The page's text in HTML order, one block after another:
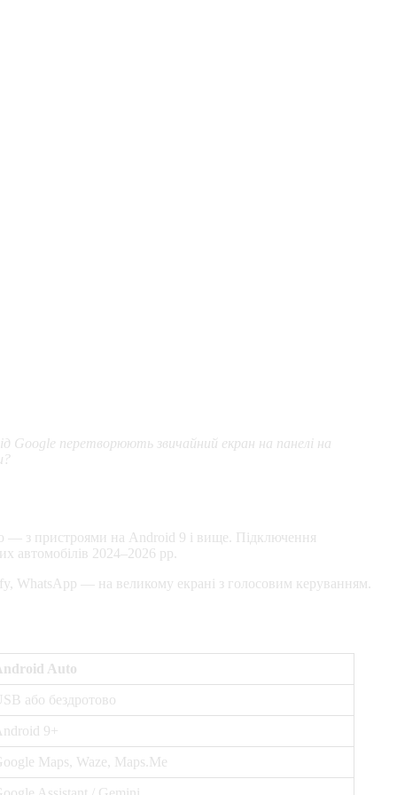
перетворюють звичайний екран на панелі на
— з пристроями на Android 9 і вище. Підключення
автомобілів 2024–2026 рр.
WhatsApp — на великому екрані з голосовим керуванням.
Auto
або бездротово
9+
Maps, Waze, Maps.Me